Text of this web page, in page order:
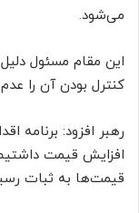
می‌شود.
این مقام مسئول
کنترل بودن آن را
رهبر افزود: برنامه
افزایش قیمت
قیمت‌ها به ثبات